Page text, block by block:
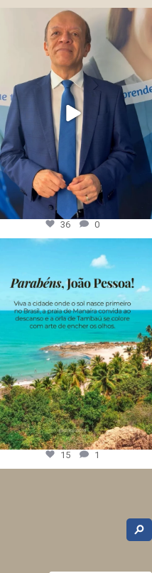
36 0
15 1